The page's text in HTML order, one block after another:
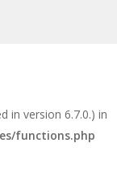
in version 6.7.0.) in
functions.php